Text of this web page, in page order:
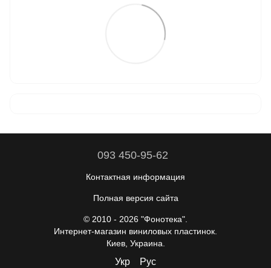
093 450-95-62
Контактная информация
Полная версия сайта
© 2010 - 2026 "Фонотека".
Интернет-магазин виниловых пластинок.
Киев, Украина.
Укр Рус